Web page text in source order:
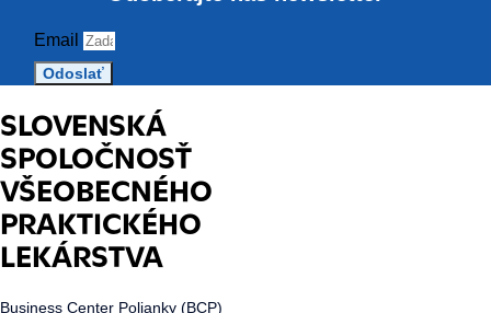
Email
Odoslať
SLOVENSKÁ
SPOLOČNOSŤ
VŠEOBECNÉHO
PRAKTICKÉHO
LEKÁRSTVA
Business Center Polianky (BCP)